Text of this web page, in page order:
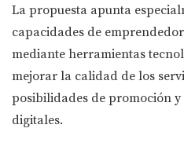
La propuesta apunta
capacidades de
mediante herramientas
mejorar la calidad de los
posibilidades de promoción
digitales.